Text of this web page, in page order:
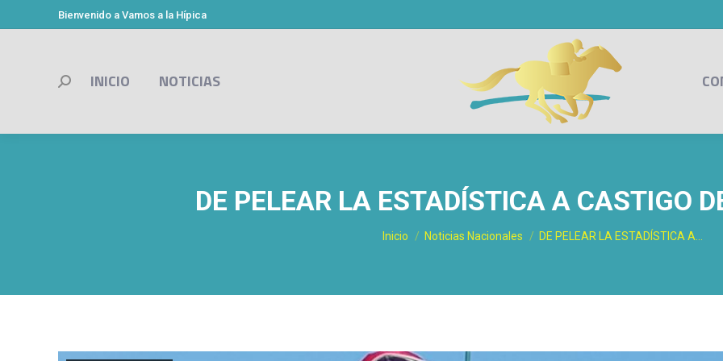
Bienvenido a Vamos a la Hípica
INICIO NOTICIAS
Buscar:
DE PELEAR LA ESTADÍSTICA A CASTIGO
Estás aquí:
Inicio Noticias Nacionales DE PELEAR LA ESTADÍSTICA A…